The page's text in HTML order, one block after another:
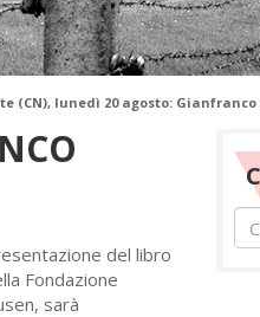
(CN), lunedì 20 agosto:
del libro
Fondazione
sarà